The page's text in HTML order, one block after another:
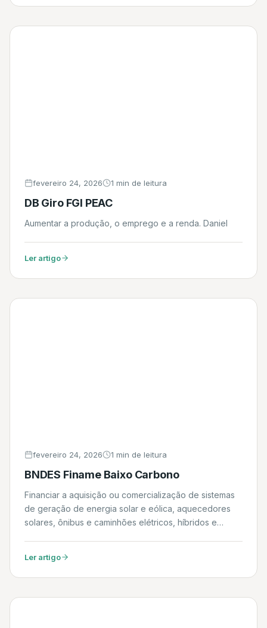
fevereiro 24, 2026 1 min de leitura
DB Giro FGI PEAC
Aumentar a produção, o emprego e a renda. Daniel
Ler artigo
fevereiro 24, 2026 1 min de leitura
BNDES Finame Baixo Carbono
Financiar a aquisição ou comercialização de sistemas
de geração de energia solar e eólica, aquecedores
solares, ônibus e caminhões elétricos, híbridos e
eficiência energética. Daniel
Ler artigo